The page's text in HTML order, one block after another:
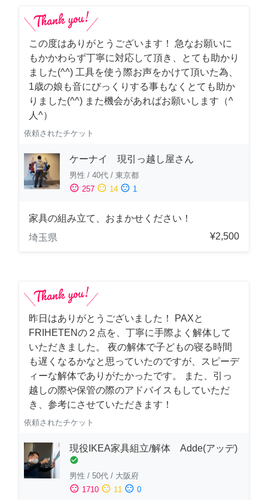
この度はありがとうございます！ 急なお願いに
もかかわらず丁寧に対応して頂き、とても助かり
ました(^^) 工具を使う際お声をかけて頂いた為、
1歳の娘も音にびっくりする事もなくとても助か
りました(^^) また機会があればお願いします（^
人^）
依頼されたチケット
ケーナイ 現引っ越し屋さん
男性 / 40代 / 東京都
sentiment_satisfied 257 sentiment_neutral 14 sentiment_dissatisfied 1
家具の組み立て、おまかせください！
埼玉県
¥2,500
昨日はありがとうございました！ PAXと
FRIHETENの２点を、丁寧に手際よく解体して
いただきました。 夜の解体で子どもの寝る時間
も遅くなるかなと思っていたのですが、スピーデ
ィーな解体でありがたかったです。 また、引っ
越しの際や保管の際のアドバイスもしていただ
き、参考にさせていただきます！
依頼されたチケット
現役IKEA家具組立/解体 Adde(アッデ)
check_circle
男性 / 50代 / 大阪府
sentiment_satisfied 1710 sentiment_neutral 11 sentiment_dissatisfied 0